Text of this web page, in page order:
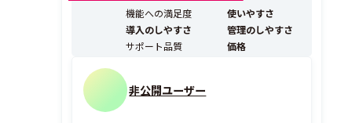
機能への満足度
使いやすさ
導入のしやすさ
管理のしやすさ
サポート品質
価格
非公開ユーザー